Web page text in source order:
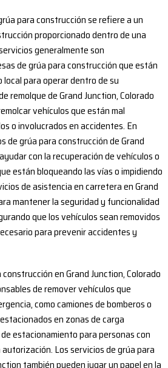
para construcción se refiere a un
proporcionado dentro de una
generalmente son
de grúa para construcción que están
para operar dentro de su
remolque de Grand Junction, Colorado
vehículos que están mal
o involucrados en accidentes. En
de grúa para construcción de Grand
con la recuperación de vehículos o
están bloqueando las vías o impidiendo
de asistencia en carretera en Grand
mantener la seguridad y funcionalidad
que los vehículos sean removidos
para prevenir accidentes y
en Grand Junction, Colorado
de remover vehículos que
como camiones de bomberos o
en zonas de carga
estacionamiento para personas con
Los servicios de grúa para
también pueden jugar un papel en la